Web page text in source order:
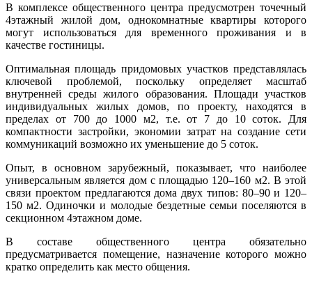
В комплексе общественного центра предусмотрен точечный
4этажный жилой дом, однокомнатные квартиры которого
могут использоваться для временного проживания и в
качестве гостиницы.
Оптимальная площадь придомовых участков представлялась
ключевой проблемой, поскольку определяет масштаб
внутренней среды жилого образования. Площади участков
индивидуальных жилых домов, по проекту, находятся в
пределах от 700 до 1000 м2, т.е. от 7 до 10 соток. Для
компактности застройки, экономии затрат на создание сети
коммуникаций возможно их уменьшение до 5 соток.
Опыт, в основном зарубежный, показывает, что наиболее
универсальным является дом с площадью 120–160 м2. В этой
связи проектом предлагаются дома двух типов: 80–90 и 120–
150 м2. Одиночки и молодые бездетные семьи поселяются в
секционном 4этажном доме.
В составе общественного центра обязательно
предусматривается помещение, назначение которого можно
кратко определить как место общения.